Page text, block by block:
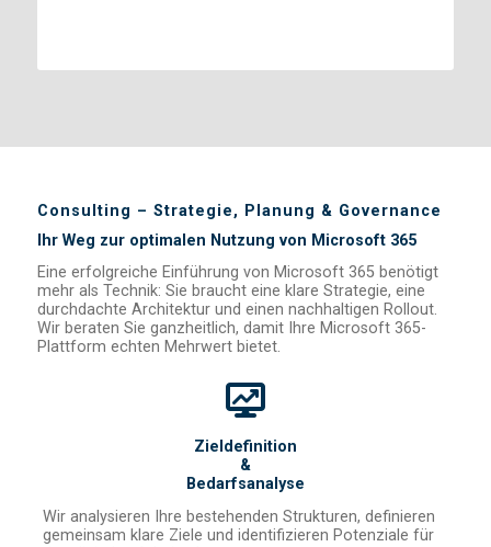
Consulting – Strategie, Planung & Governance
Ihr Weg zur optimalen Nutzung von Microsoft 365
Eine erfolgreiche Einführung von Microsoft 365 benötigt
mehr als Technik: Sie braucht eine klare Strategie, eine
durchdachte Architektur und einen nachhaltigen Rollout.
Wir beraten Sie ganzheitlich, damit Ihre Microsoft 365-
Plattform echten Mehrwert bietet.
Zieldefinition
&
Bedarfsanalyse
Wir analysieren Ihre bestehenden Strukturen, definieren
gemeinsam klare Ziele und identifizieren Potenziale für